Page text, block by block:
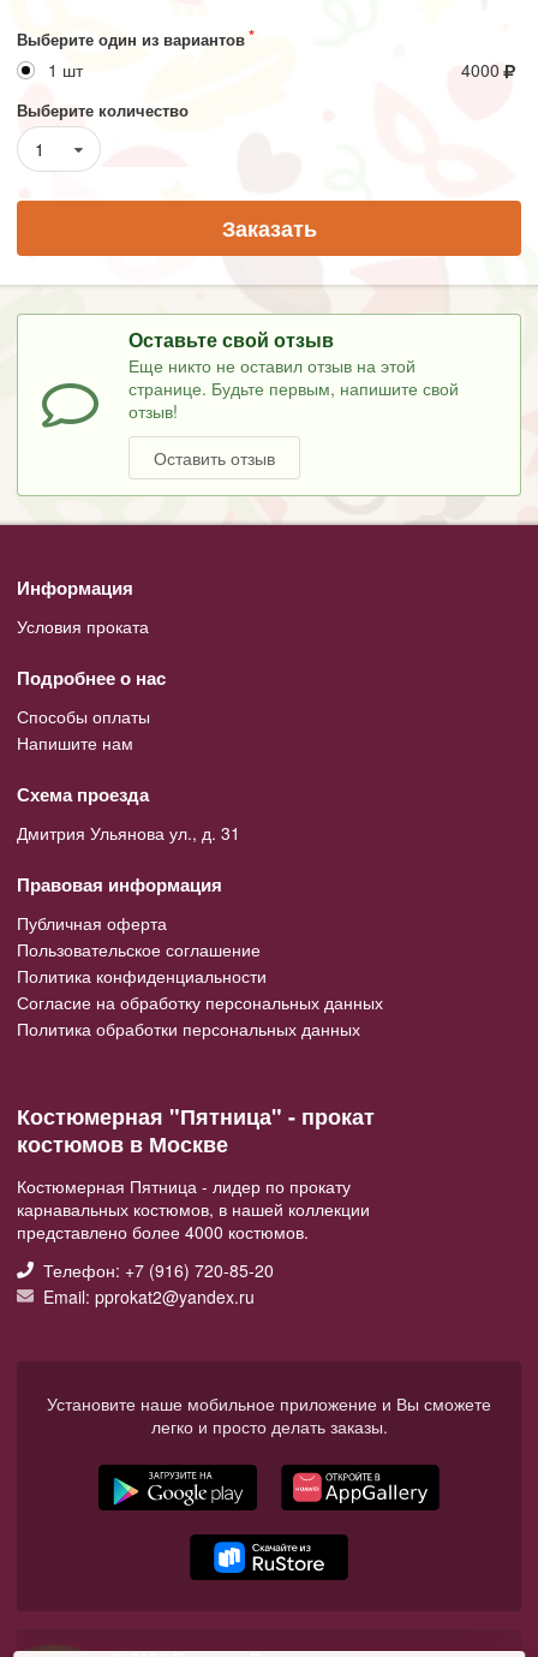
Выберите один из вариантов
1 шт 4000
Выберите количество
1
Заказать
Оставьте свой отзыв
Еще никто не оставил отзыв на этой
странице. Будьте первым, напишите свой
отзыв!
Оставить отзыв
Информация
Условия проката
Подробнее о нас
Способы оплаты
Напишите нам
Схема проезда
Дмитрия Ульянова ул., д. 31
Правовая информация
Публичная оферта
Пользовательское соглашение
Политика конфиденциальности
Согласие на обработку персональных данных
Политика обработки персональных данных
Костюмерная "Пятница" - прокат
костюмов в Москве
Костюмерная Пятница - лидер по прокату
карнавальных костюмов, в нашей коллекции
представлено более 4000 костюмов.
Телефон: +7 (916) 720-85-20
Email: pprokat2@yandex.ru
Установите наше мобильное приложение и Вы сможете
легко и просто делать заказы.